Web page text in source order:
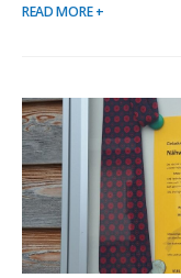
READ MORE +